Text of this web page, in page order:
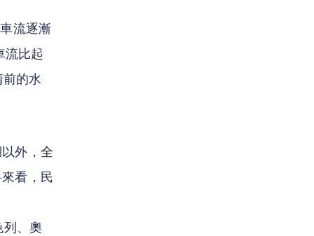
流逐漸
流比起
的水
外，全
看，民
列、奧